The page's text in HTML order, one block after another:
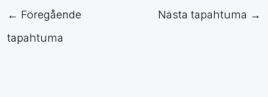
← Föregående
tapahtuma
Nästa tapahtuma →